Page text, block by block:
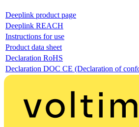
Deeplink product page
Deeplink REACH
Instructions for use
Product data sheet
Declaration RoHS
Declaration DOC CE (Declaration of